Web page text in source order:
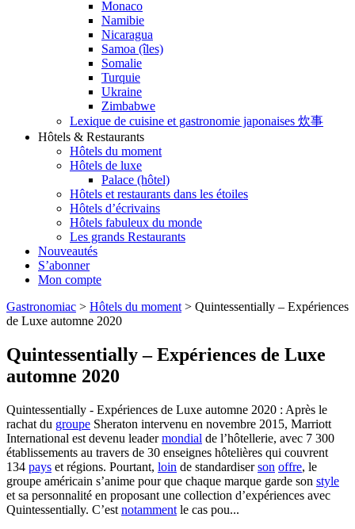
Monaco
Namibie
Nicaragua
Samoa (îles)
Somalie
Turquie
Ukraine
Zimbabwe
Lexique de cuisine et gastronomie japonaises 炊事
Hôtels & Restaurants
Hôtels du moment
Hôtels de luxe
Palace (hôtel)
Hôtels et restaurants dans les étoiles
Hôtels d’écrivains
Hôtels fabuleux du monde
Les grands Restaurants
Nouveautés
S’abonner
Mon compte
Gastronomiac > Hôtels du moment > Quintessentially – Expériences
de Luxe automne 2020
Quintessentially – Expériences de Luxe
automne 2020
Quintessentially - Expériences de Luxe automne 2020 : Après le
rachat du groupe Sheraton intervenu en novembre 2015, Marriott
International est devenu leadermondial de l’hôtellerie, avec 7 300
établissements au travers de 30 enseignes hôtelières qui couvrent
134 pays et régions. Pourtant, loin de standardiserson offre, le
groupe américain s’anime pour que chaque marque garde son style
et sa personnalité en proposant une collection d’expériences avec
Quintessentially. C’est notamment le cas pou...